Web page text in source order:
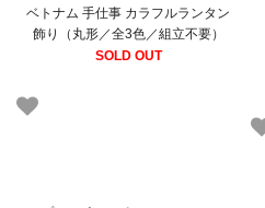
ベトナム 手仕事 カラフルランタン
飾り（丸形／全3色／組立不要）
SOLD OUT